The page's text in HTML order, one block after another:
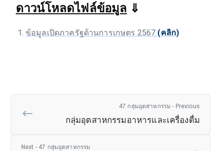
ดาวน์โหลดไฟล์ข้อมูล ⇓
ข้อมูลเปิดภาครัฐด้านการเกษตร 2567 (คลิก)
47 กลุ่มอุตสาหกรรม - Previous
กลุ่มอุตสาหกรรมอาหารและเครื่องดื่ม
Next - 47 กลุ่มอุตสาหกรรม